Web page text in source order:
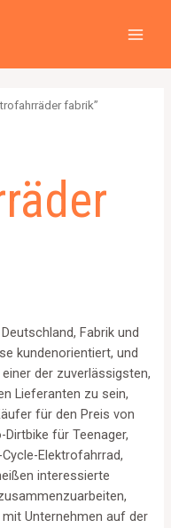
fabrik”
Fabrik und
kundenorientiert, und
der zuverlässigsten,
Lieferanten zu sein,
für den Preis von
für Teenager,
Elektrofahrrad,
interessierte
Unternehmen auf der